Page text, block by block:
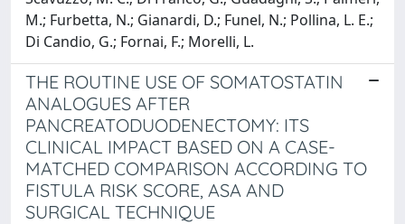
M.; Furbetta, N.; Gianardi, D.; Funel, N.; Pollina, L. E.;
Di Candio, G.; Fornai, F.; Morelli, L.
THE ROUTINE USE OF SOMATOSTATIN
ANALOGUES AFTER
PANCREATODUODENECTOMY: ITS
CLINICAL IMPACT BASED ON A CASE-
MATCHED COMPARISON ACCORDING TO
FISTULA RISK SCORE, ASA AND
SURGICAL TECHNIQUE